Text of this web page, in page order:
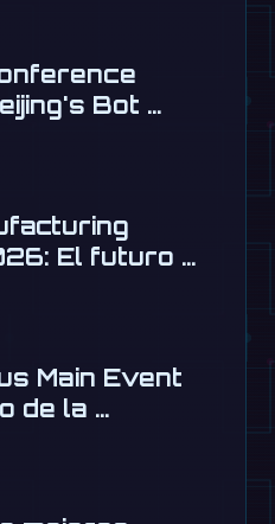
Bot …
El futuro …
Main Event
de la …